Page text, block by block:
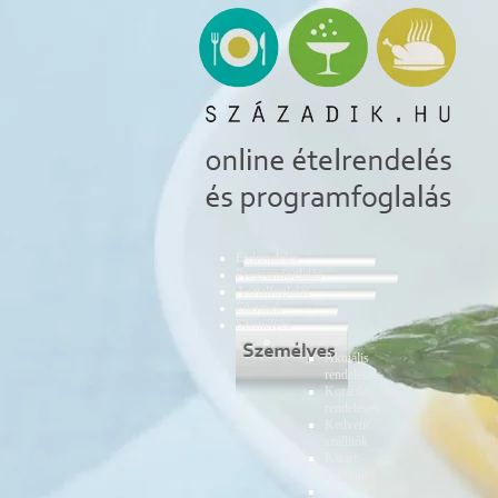
Ételrendelés
Programfoglalás
Asztalfoglalás
Éttermek
Személyes
Ételrendelés
Aktuális
rendelések
Korábbi